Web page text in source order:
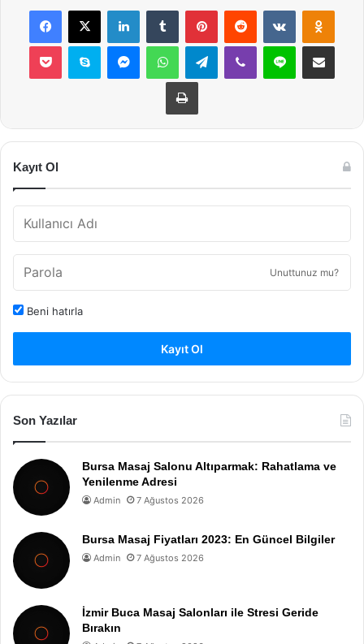
Facebook
X LinkedInTumblr PinterestReddit VKontakte
Pocket Skype MessengerWhatsAppTelegramViber Line E-Posta ile
Yazdır
Kayıt Ol
Unuttunuz mu?
Beni hatırla
Kayıt Ol
Son Yazılar
Bursa Masaj Salonu Altıparmak: Rahatlama ve
Yenilenme Adresi
Admin 7 Ağustos 2026
Bursa Masaj Fiyatları 2023: En Güncel Bilgiler
Admin 7 Ağustos 2026
İzmir Buca Masaj Salonları ile Stresi Geride
Bırakın